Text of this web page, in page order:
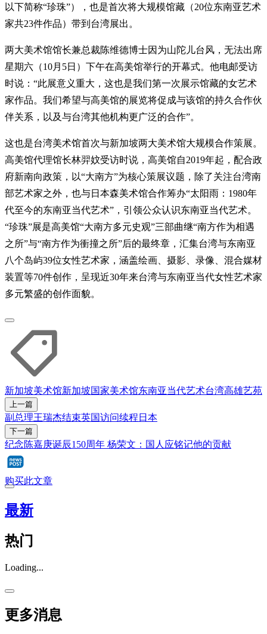
以下简称“珍珠”），也是首次将大规模馆藏（20位东南亚艺术
家共23件作品）带到台湾展出。
两大美术馆馆长兼总裁陈维德博士因为山陀儿台风，无法出席
星期六（10月5日）下午在高美馆举行的开幕式。他电邮受访
时说：“此展意义重大，这也是我们第一次展示馆藏的女艺术
家作品。我们希望与高美馆的展览将促成与该馆的持久合作伙
伴关系，以及与台湾其他机构更广泛的合作”。
这也是台湾美术馆首次与新加坡两大美术馆大规模合作策展。
高美馆代理馆长林羿妏受访时说，高美馆自2019年起，配合政
府新南向政策，以“大南方”为核心策展议题，除了关注台湾南
部艺术家之外，也与日本森美术馆合作筹办“太阳雨：1980年
代至今的东南亚当代艺术”，引领公众认识东南亚当代艺术。
“珍珠”展是高美馆“大南方多元史观”三部曲继“南方作为相遇
之所”与“南方作为衝撞之所”后的最终章，汇集台湾与东南亚
八个岛屿39位女性艺术家，涵盖绘画、摄影、录像、混合媒材
装置等70件创作，呈现近30年来台湾与东南亚当代女性艺术家
多元繁盛的创作面貌。
新加坡美术馆新加坡国家美术馆东南亚当代艺术台湾高雄艺苑
上一篇
副总理王瑞杰结束英国访问续程日本
下一篇
纪念陈嘉庚诞辰150周年 杨荣文：国人应铭记他的贡献
购买此文章
最新
热门
Loading...
更多消息